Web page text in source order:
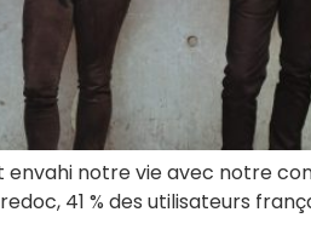
envahi notre vie avec notre
41 % des utilisateurs